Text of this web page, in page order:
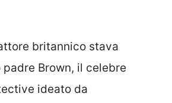
britannico stava
Brown, il celebre
ideato da